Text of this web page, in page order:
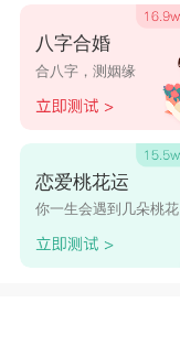
八字合婚
合八字，测姻缘
恋爱桃花运
你一生会遇到几朵桃花